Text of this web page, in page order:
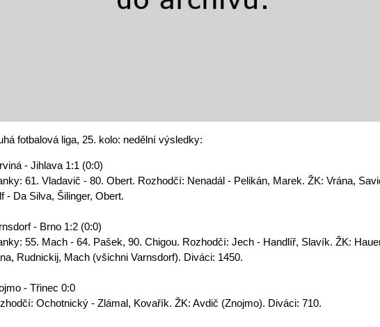
fotbalová liga, 25. kolo: nedělní výsledky:
- Jihlava 1:1 (0:0)
61. Vladavič - 80. Obert. Rozhodčí: Nenadál - Pelikán, Marek. ŽK: Vrána,
- Da Silva, Šilinger, Obert.
- Brno 1:2 (0:0)
55. Mach - 64. Pašek, 90. Chigou. Rozhodčí: Jech - Handlíř, Slavík. ŽK:
Rudnickij, Mach (všichni Varnsdorf). Diváci: 1450.
- Třinec 0:0
Ochotnický - Zlámal, Kovařík. ŽK: Avdič (Znojmo). Diváci: 710.